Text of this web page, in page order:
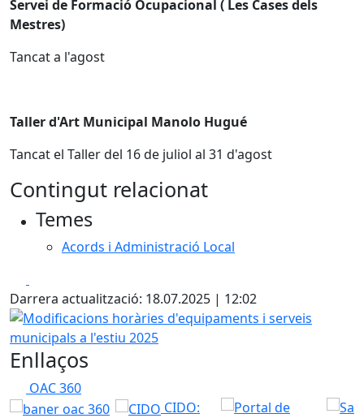
Servei de Formació Ocupacional ( Les Cases dels
Mestres)
Tancat a l'agost
Taller d'Art Municipal Manolo Hugué
Tancat el Taller del 16 de juliol al 31 d'agost
Contingut relacionat
Temes
Acords i Administració Local
Darrera actualització: 18.07.2025 | 12:02
Modificacions horàries d'equipaments i serveis
Enllaços
OAC 360
CIDO: